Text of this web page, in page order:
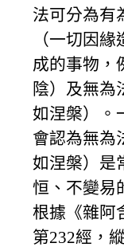
法可分為有
（一切因緣
成的事物，
陰）及無為
如涅槃）。
會認為無為
如涅槃）是
恒、不變易
根據《雜阿
第232經，